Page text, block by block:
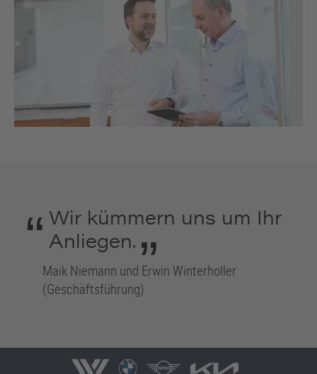
“ Wir kümmern uns um Ihr
Anliegen. ”
Maik Niemann und Erwin Winterholler
(Geschäftsführung)